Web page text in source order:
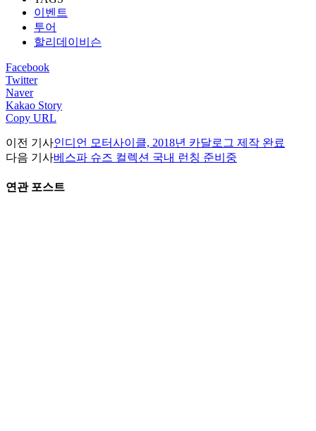
이벤트
투어
할리데이비슨
Facebook
Twitter
Naver
Kakao Story
Copy URL
이전 기사인디언 모터사이클, 2018년 카달로그 제작 완료
다음 기사베스파 슈즈 컬렉션 국내 런칭 준비중
연관 포스트